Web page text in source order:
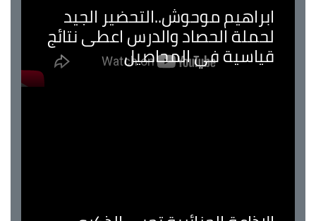
ابراهيم موحوش..التحضير الجيد
لحملة الحصاد والدرس اعطى نتائج
قياسية في المحاصيل